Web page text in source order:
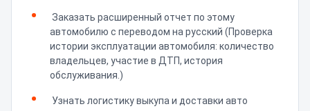
Заказать расширенный отчет по этому
автомобилю с переводом на русский (Проверка
истории эксплуатации автомобиля: количество
владельцев, участие в ДТП, история
обслуживания.)
Узнать логистику выкупа и доставки авто